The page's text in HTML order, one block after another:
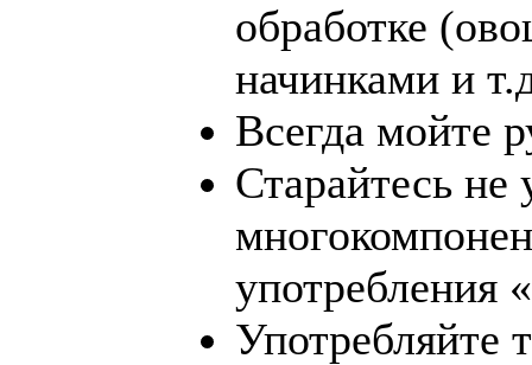
обработке
начинками и
Всегда мойте
Старайтесь не
употребления
Употребляйте